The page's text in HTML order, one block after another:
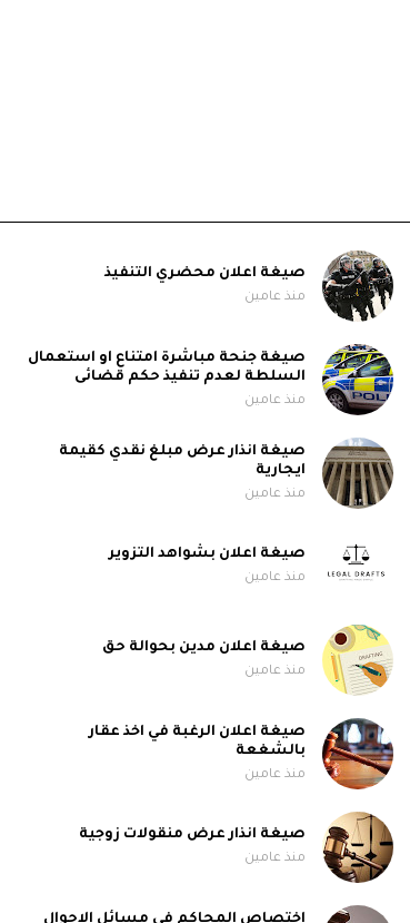
صيغة اعلان محضري التنفيذ
منذ عامين
صيغة جنحة مباشرة امتناع او استعمال
السلطة لعدم تنفيذ حكم قضائى
منذ عامين
صيغة انذار عرض مبلغ نقدي كقيمة
ايجارية
منذ عامين
صيغة اعلان بشواهد التزوير
منذ عامين
صيغة اعلان مدين بحوالة حق
منذ عامين
صيغة اعلان الرغبة في اخذ عقار
بالشغعة
منذ عامين
صيغة انذار عرض منقولات زوجية
منذ عامين
اختصاص المحاكم في مسائل الاحوال